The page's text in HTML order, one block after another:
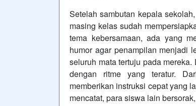
Setelah sambutan kepala
masing kelas sudah
tema kebersamaan, ada yang
humor agar penampilan menjadi
seluruh mata tertuju pada
dengan ritme yang teratur.
memberikan instruksi cepat yang
mencatat, para siswa lain